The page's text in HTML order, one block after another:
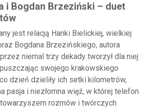
i Bogdan Brzeziński – duet
jest relacją Hanki Bielickiej, wielkiej
Bogdana Brzezińskiego, autora
niemal trzy dekady tworzył dla niej
swojego krakowskiego
dzień dzieliły ich setki kilometrów,
pasja i niezłomna więź, w której telefon
towarzyszem rozmów i twórczych